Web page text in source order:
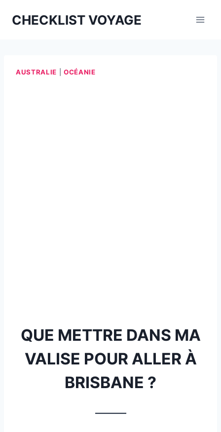
CHECKLIST VOYAGE
AUSTRALIE OCÉANIE
QUE METTRE DANS MA
VALISE POUR ALLER À
BRISBANE ?